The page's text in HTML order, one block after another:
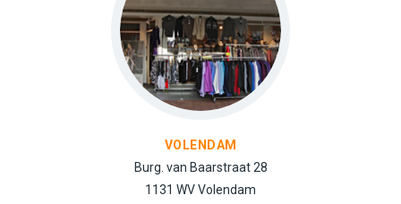
VOLENDAM
Burg. van Baarstraat 28
1131 WV Volendam